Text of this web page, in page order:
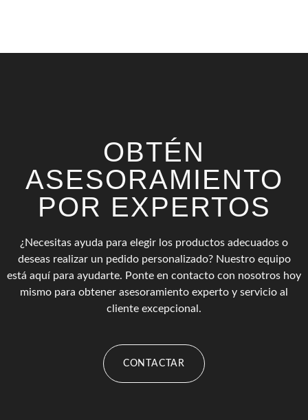
OBTÉN
ASESORAMIENTO
POR EXPERTOS
¿Necesitas ayuda para elegir los productos adecuados o
deseas realizar un pedido personalizado? Nuestro equipo
está aquí para ayudarte. Ponte en contacto con nosotros hoy
mismo para obtener asesoramiento experto y servicio al
cliente excepcional.
CONTACTAR